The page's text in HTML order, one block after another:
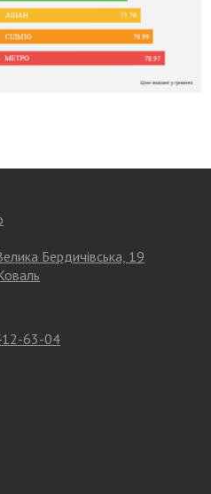
Бердичівська, 19
63-04